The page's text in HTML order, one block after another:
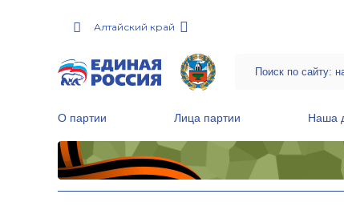
Алтайский край
О партии Лица партии Наша